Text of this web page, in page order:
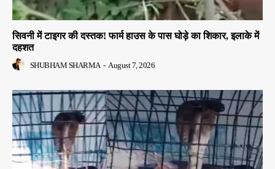
सिवनी में टाइगर की दस्तक! फार्म हाउस के पास घोड़े का शिकार, इलाके में
दहशत
SHUBHAM SHARMA - August 7, 2026